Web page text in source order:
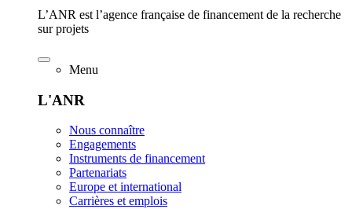
L’ANR est l’agence française de financement de la recherche
sur projets
Menu
L'ANR
Nous connaître
Engagements
Instruments de financement
Partenariats
Europe et international
Carrières et emplois